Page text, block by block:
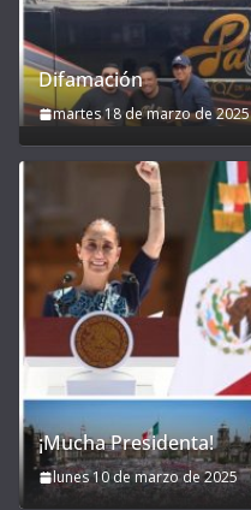
Difamación
martes 18 de marzo de 2025
¡Mucha Presidenta!
lunes 10 de marzo de 2025